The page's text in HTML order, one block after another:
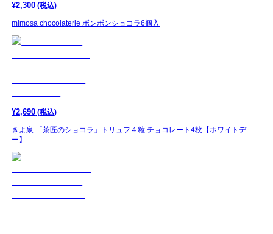
¥2,300 (税込)
mimosa chocolaterie ボンボンショコラ6個入
¥2,690 (税込)
きよ泉 「茶匠のショコラ」トリュフ４粒 チョコレート4枚【ホワイトデ
ー】